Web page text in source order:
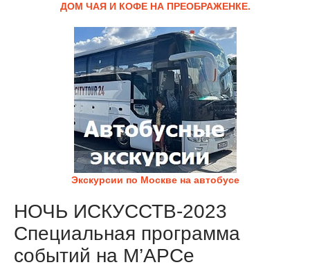
ДОМ ЧАЯ И КОФЕ НА ПРЕОБРАЖЕНКЕ.
Экскурсии по Москве на автобусе
НОЧЬ ИСКУССТВ-2023
Специальная программа
событий на М’АРСе